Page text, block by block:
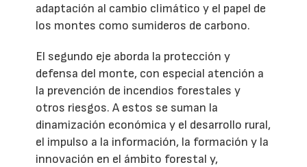
adaptación al cambio climático y el papel de
los montes como sumideros de carbono.
El segundo eje aborda la protección y
defensa del monte, con especial atención a
la prevención de incendios forestales y
otros riesgos. A estos se suman la
dinamización económica y el desarrollo rural,
el impulso a la información, la formación y la
innovación en el ámbito forestal y,